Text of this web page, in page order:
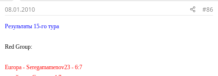
08.01.2010 #86
Результаты 15-го тура
Red Group:
Europa - Seregamamenov23 - 6:7